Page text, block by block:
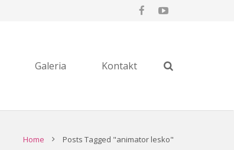
Galeria Kontakt
Home Posts Tagged "animator lesko"